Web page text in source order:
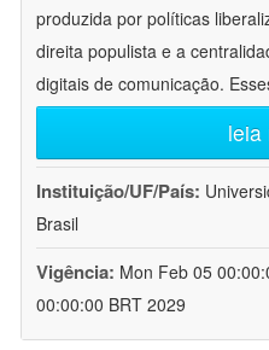
produzida por políticas
direita populista e a
digitais de comunicação.
leia
Instituição/UF/País:
Brasil
Vigência: Mon Feb 05
00:00:00 BRT 2029